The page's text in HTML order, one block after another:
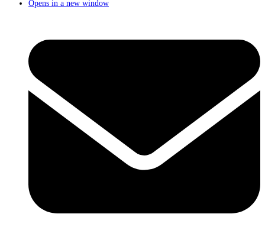
Opens in a new window